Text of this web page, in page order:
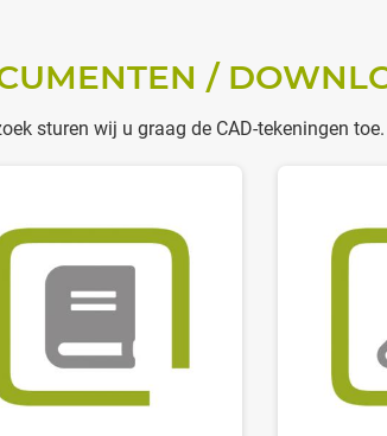
/
sturen wij u graag de CAD-tekeningen toe.